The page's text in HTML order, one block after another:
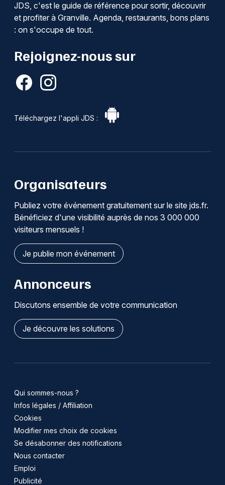
JDS, c'est le guide de référence pour sortir, découvrir
et profiter à Granville. Agenda, restaurants, bons plans
: on s'occupe de tout.
Rejoignez-nous sur
Téléchargez l'appli JDS :
Organisateurs
Publiez votre événement gratuitement sur le site jds.fr.
Bénéficiez d'une visibilité auprès de nos 3 000 000
visiteurs mensuels !
Je publie mon événement
Annonceurs
Discutons ensemble de votre communication
Je découvre les solutions
Qui sommes-nous ?
Infos légales / Affiliation
Cookies
Modifier mes choix de cookies
Se désabonner des notifications
Nous contacter
Emploi
Publicité